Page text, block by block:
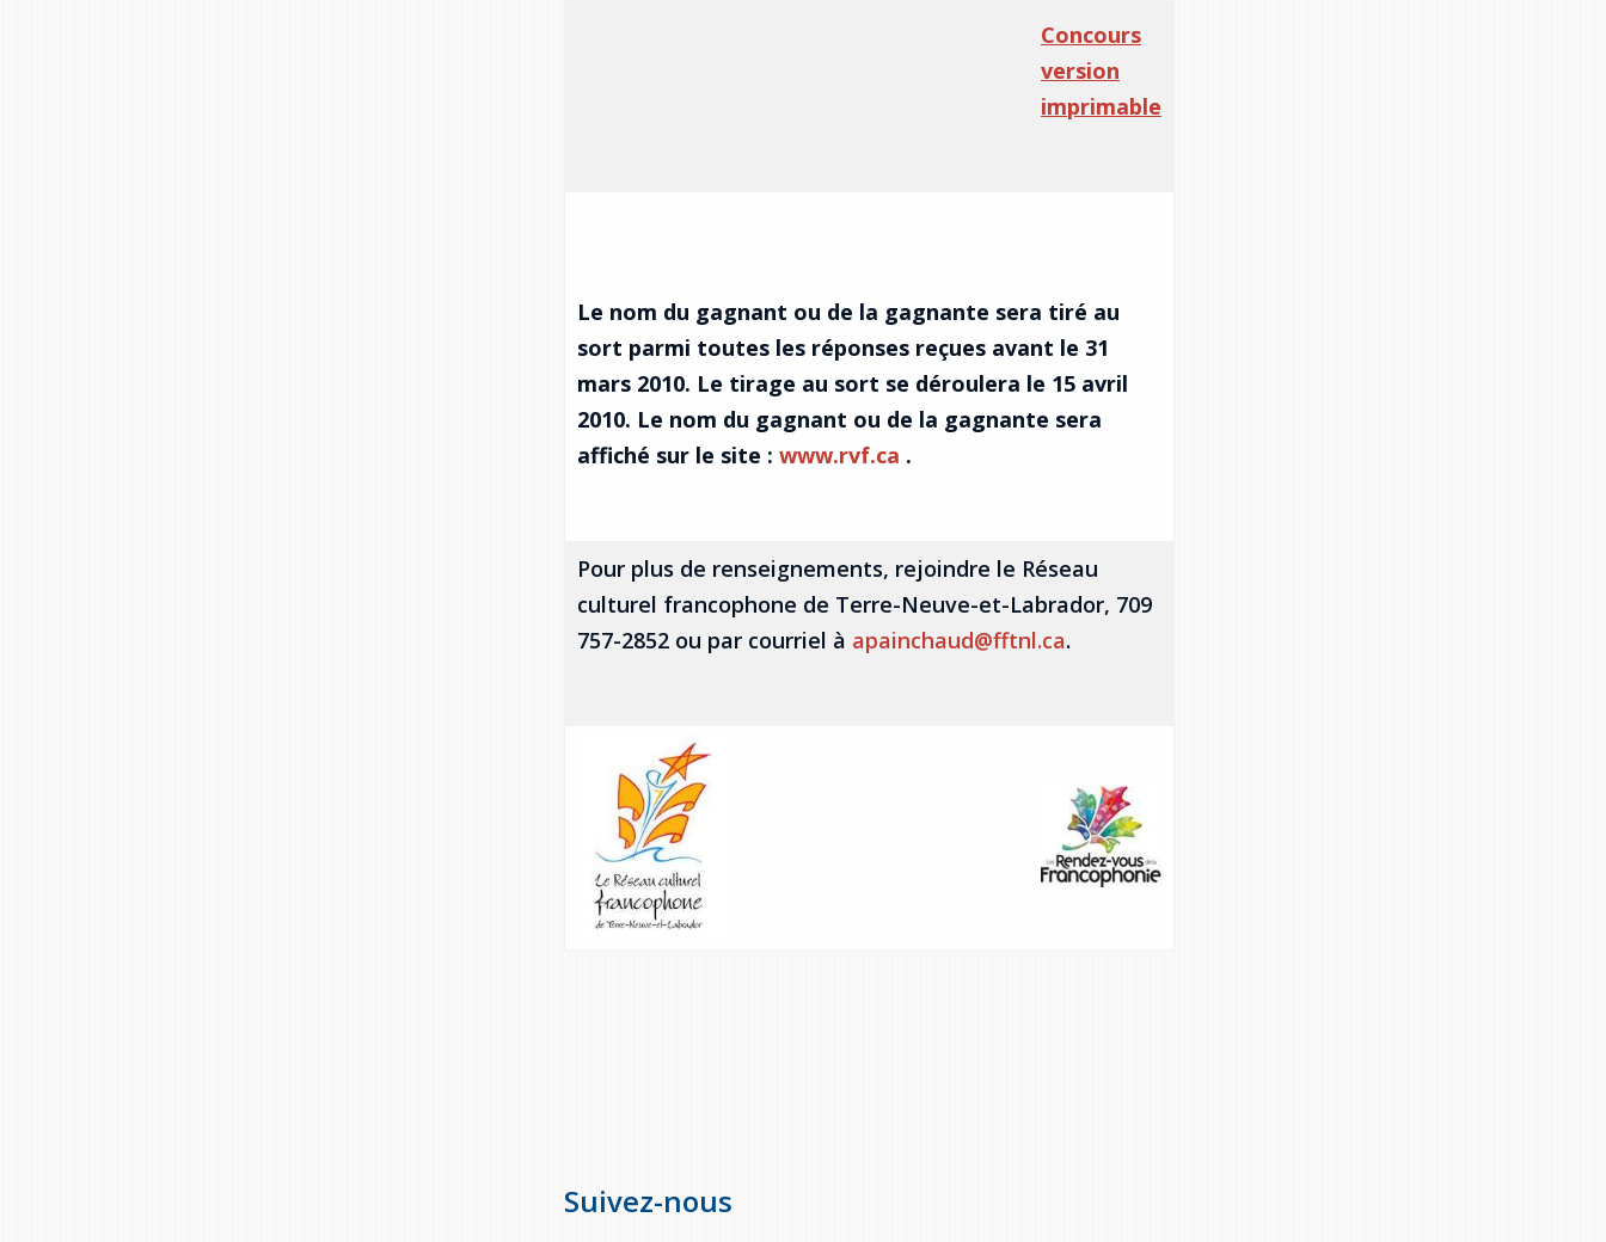
Concours
version
imprimable
Le nom du gagnant ou de la gagnante sera tiré au
sort parmi toutes les réponses reçues avant le 31
mars 2010. Le tirage au sort se déroulera le 15 avril
2010. Le nom du gagnant ou de la gagnante sera
affiché sur le site : www.rvf.ca .
Pour plus de renseignements, rejoindre le Réseau
culturel francophone de Terre-Neuve-et-Labrador, 709
757-2852 ou par courriel à apainchaud@fftnl.ca.
Suivez-nous